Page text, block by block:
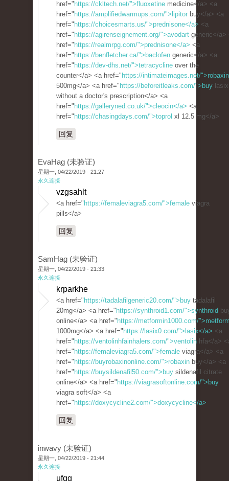
href=" https://ckltech.net/">fluoxetine medicine</a> <a
href=" https://amplifiedwarmups.com/">lipitor buy</a> <a
href=" https://choicesmarts.us/">prednisone</a> <a
href=" https://agirenseignement.org/">avodart generic</a>
href=" https://realmrpg.com/">prednisone</a> <a
href=" https://benfletcher.ca/">baclofen generic</a> <a
href=" https://dev-dhs.net/">tetracycline over the
counter</a> <a href=" https://intimateimages.net/">robaxin
500mg</a> <a href=" https://beforeitleaks.com/">buy lasix
without a doctor's prescription</a> <a
href=" https://galleryned.co.uk/">cleocin</a> <a
href=" https://chasingdays.com/">toprol xl 12.5 mg</a>
回复
EvaHag (未验证)
星期一, 04/22/2019 - 21:27
永久连接
vzgsahlt
<a href=" https://femaleviagra5.com/">female viagra
pills</a>
回复
SamHag (未验证)
星期一, 04/22/2019 - 21:33
永久连接
krparkhe
<a href=" https://tadalafilgeneric20.com/">buy tadalafil
20mg</a> <a href=" https://synthroid1.com/">synthroid
online</a> <a href=" https://metformin1000.com/
1000mg</a> <a href=" https://lasix0.com/">lasix</a> <a
href=" https://ventolinhfainhalers.com/">ventolin hfa</a>
href=" https://femaleviagra5.com/">female viagra</a> <a
href=" https://buyrobaxinonline.com/">robaxin buy</a> <a
href=" https://buysildenafil50.com/">buy sildenafil citrate
online</a> <a href=" https://viagrasoftonline.com/">buy
viagra soft</a> <a
href=" https://doxycycline2.com/">doxycycline</a>
回复
inwavy (未验证)
星期一, 04/22/2019 - 21:44
永久连接
ufgg